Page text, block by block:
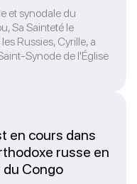
et synodale du
Sa Sainteté le
Russies, Cyrille, a
Synode de l'Église
en cours dans
russe en
Congo